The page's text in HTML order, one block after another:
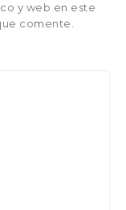
y web en este
comente.